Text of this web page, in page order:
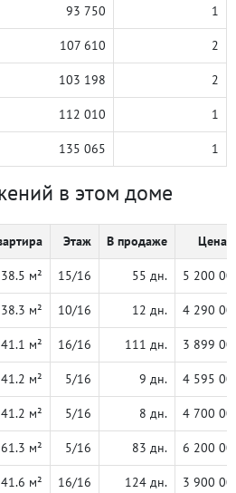
93 750 1
107 610 2
103 198 2
112 010 1
135 065 1
в этом доме
Этаж В продаже Цена,
м² 15/16 55 дн. 5 200
м² 10/16 12 дн. 4 290
м² 16/16 111 дн. 3 899
м² 5/16 9 дн. 4 595
м² 5/16 8 дн. 4 700
м² 5/16 83 дн. 6 200
м² 16/16 124 дн. 3 900